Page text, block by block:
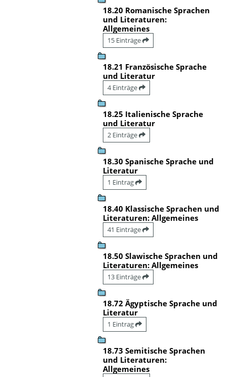
18.20 Romanische Sprachen
und Literaturen:
Allgemeines
15 Einträge
18.21 Französische Sprache
und Literatur
4 Einträge
18.25 Italienische Sprache
und Literatur
2 Einträge
18.30 Spanische Sprache und
Literatur
1 Eintrag
18.40 Klassische Sprachen und
Literaturen: Allgemeines
41 Einträge
18.50 Slawische Sprachen und
Literaturen: Allgemeines
13 Einträge
18.72 Ägyptische Sprache und
Literatur
1 Eintrag
18.73 Semitische Sprachen
und Literaturen:
Allgemeines